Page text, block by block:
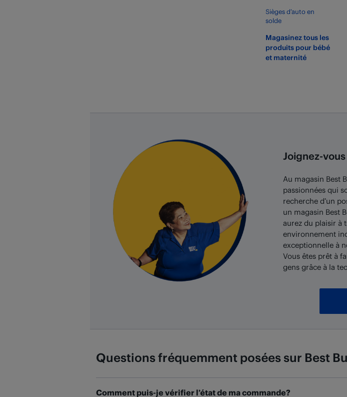
Sièges d’auto en
solde
Magasinez tous les
produits pour bébé
et maternité
Joignez-
Au magasin Best
passionnées qui
recherche d’un
un magasin Best
aurez du plaisir à
environnement
exceptionnelle à
Vous êtes prêt à
gens grâce à la
Questions fréquemment posées sur Best
Comment puis-je vérifier l’état de ma commande?